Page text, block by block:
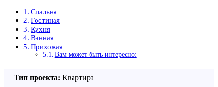
Спальня
Гостиная
Кухня
Ванная
Прихожая
Вам может быть интересно:
Тип проекта: Квартира